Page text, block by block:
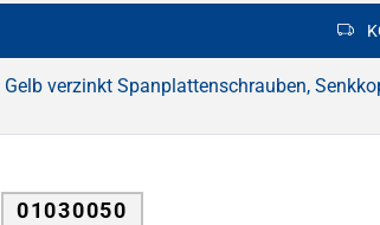
Gelb verzinkt Spanplattenschrauben, Senkkopf, Vollgewinde, Pozidrive
01030050